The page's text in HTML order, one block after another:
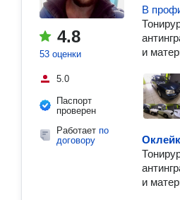
4.8
53 оценки
5.0
Паспорт
проверен
Работает по
договору
В
и
и